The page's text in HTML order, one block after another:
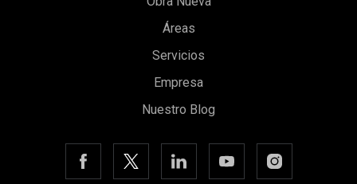
Áreas
Servicios
Empresa
Nuestro Blog